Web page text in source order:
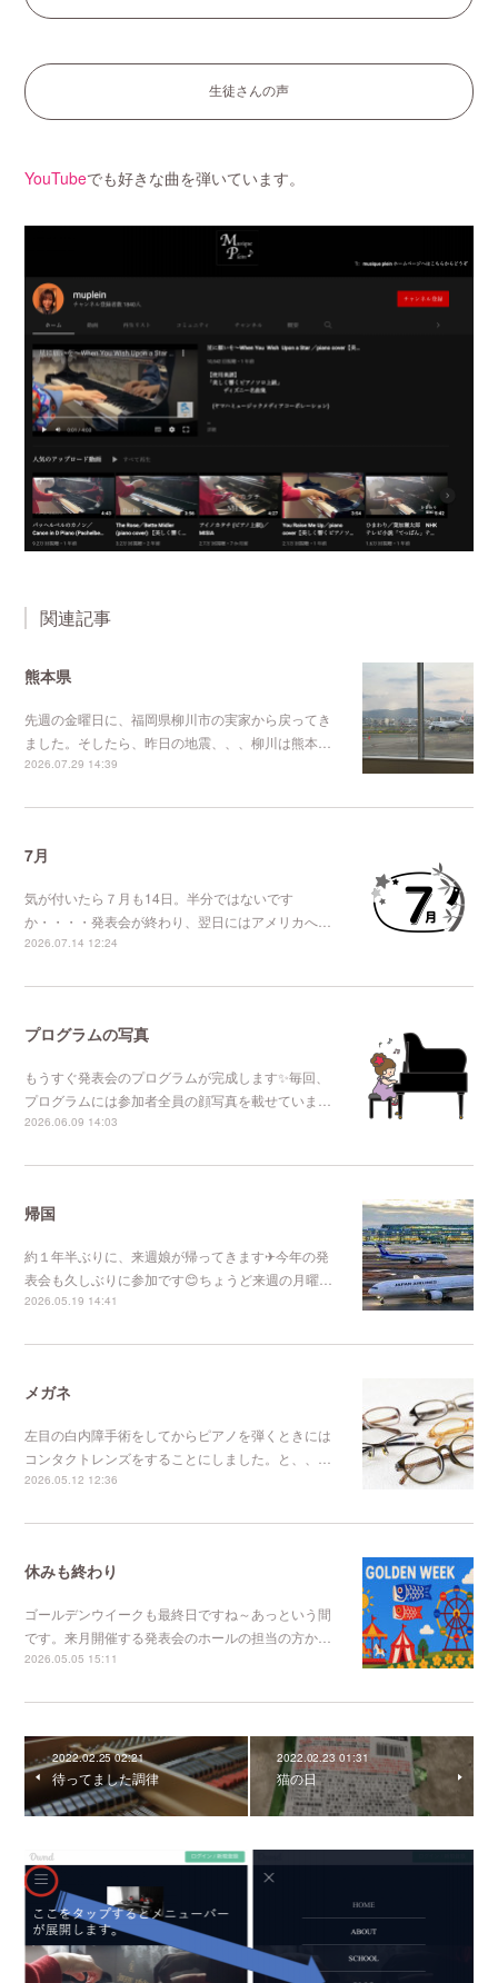
生徒さんの声
YouTubeでも好きな曲を弾いています。
関連記事
熊本県
先週の金曜日に、福岡県柳川市の実家から戻ってき
ました。そしたら、昨日の地震、、、柳川は熊本…
2026.07.29 14:39
7月
気が付いたら７月も14日。半分ではないです
か・・・・発表会が終わり、翌日にはアメリカへ…
2026.07.14 12:24
プログラムの写真
もうすぐ発表会のプログラムが完成します✨毎回、
プログラムには参加者全員の顔写真を載せていま…
2026.06.09 14:03
帰国
約１年半ぶりに、来週娘が帰ってきます✈今年の発
表会も久しぶりに参加です😊ちょうど来週の月曜…
2026.05.19 14:41
メガネ
左目の白内障手術をしてからピアノを弾くときには
コンタクトレンズをすることにしました。と、、…
2026.05.12 12:36
休みも終わり
ゴールデンウイークも最終日ですね～あっという間
です。来月開催する発表会のホールの担当の方か…
2026.05.05 15:11
2022.02.25 02:21
待ってました調律
2022.02.23 01:31
猫の日